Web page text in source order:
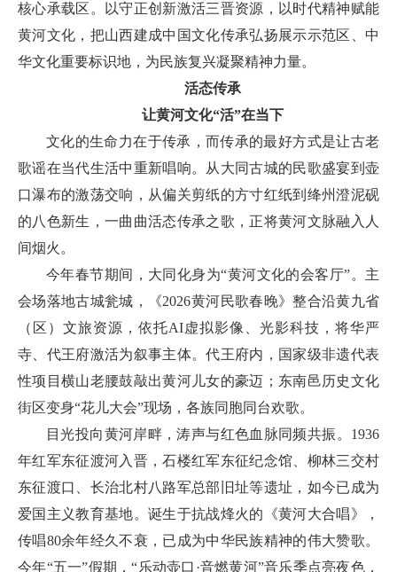
核心承载区。以守正创新激活三晋资源，以时代精神赋能
黄河文化，把山西建成中国文化传承弘扬展示示范区、中
华文化重要标识地，为民族复兴凝聚精神力量。
活态传承
让黄河文化“活”在当下
文化的生命力在于传承，而传承的最好方式是让古老
歌谣在当代生活中重新唱响。从大同古城的民歌盛宴到壶
口瀑布的激荡交响，从偏关剪纸的方寸红纸到绛州澄泥砚
的八色新生，一曲曲活态传承之歌，正将黄河文脉融入人
间烟火。
今年春节期间，大同化身为“黄河文化的会客厅”。主
会场落地古城瓮城，《2026黄河民歌春晚》整合沿黄九省
（区）文旅资源，依托AI虚拟影像、光影科技，将华严
寺、代王府激活为叙事主体。代王府内，国家级非遗代表
性项目横山老腰鼓敲出黄河儿女的豪迈；东南邑历史文化
街区变身“花儿大会”现场，各族同胞同台欢歌。
目光投向黄河岸畔，涛声与红色血脉同频共振。1936
年红军东征渡河入晋，石楼红军东征纪念馆、柳林三交村
东征渡口、长治北村八路军总部旧址等遗址，如今已成为
爱国主义教育基地。诞生于抗战烽火的《黄河大合唱》，
传唱80余年经久不衰，已成为中华民族精神的伟大赞歌。
今年“五一”假期，“乐动壶口·音燃黄河”音乐季点亮夜色，